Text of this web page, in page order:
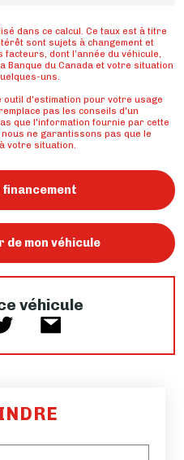
dans ce calcul. Ce taux est à titre
sont sujets à changement et
dont l’année du véhicule,
Banque du Canada et votre situation
uns.
d'estimation pour votre usage
pas les conseils d'un
que l'information fournie par cette
ne garantissons pas que le
votre situation.
financement
de mon véhicule
véhicule